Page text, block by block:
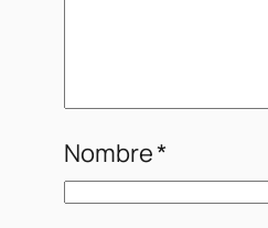
Nombre*